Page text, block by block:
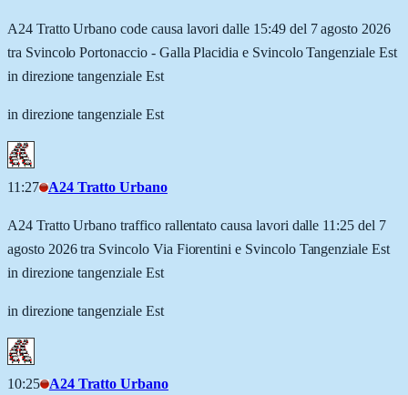
A24 Tratto Urbano code causa lavori dalle 15:49 del 7 agosto 2026
tra Svincolo Portonaccio - Galla Placidia e Svincolo Tangenziale Est
in direzione tangenziale Est
in direzione tangenziale Est
11:27 A24 Tratto Urbano
A24 Tratto Urbano traffico rallentato causa lavori dalle 11:25 del 7
agosto 2026 tra Svincolo Via Fiorentini e Svincolo Tangenziale Est
in direzione tangenziale Est
in direzione tangenziale Est
10:25 A24 Tratto Urbano